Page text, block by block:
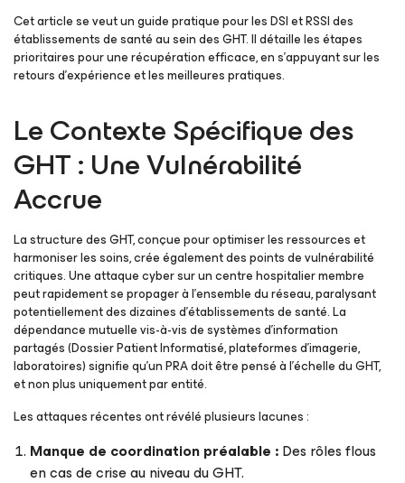
Cet article se veut un guide pratique pour les DSI et RSSI des
établissements de santé au sein des GHT. Il détaille les étapes
prioritaires pour une récupération efficace, en s’appuyant sur les
retours d’expérience et les meilleures pratiques.
Le Contexte Spécifique des
GHT : Une Vulnérabilité
Accrue
La structure des GHT, conçue pour optimiser les ressources et
harmoniser les soins, crée également des points de vulnérabilité
critiques. Une attaque cyber sur un centre hospitalier membre
peut rapidement se propager à l’ensemble du réseau, paralysant
potentiellement des dizaines d’établissements de santé. La
dépendance mutuelle vis-à-vis de systèmes d’information
partagés (Dossier Patient Informatisé, plateformes d’imagerie,
laboratoires) signifie qu’un PRA doit être pensé à l’échelle du GHT,
et non plus uniquement par entité.
Les attaques récentes ont révélé plusieurs lacunes :
Manque de coordination préalable :Des rôles flous
en cas de crise au niveau du GHT.